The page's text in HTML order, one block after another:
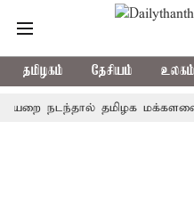
தமிழகம் தேசியம் உலகம்
நடந்தால் தமிழக மக்களவை